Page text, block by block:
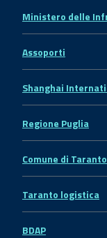
Ministero delle
Assoporti
Shanghai
Regione Puglia
Comune di Taranto
Taranto logistica
BDAP